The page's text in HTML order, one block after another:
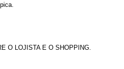
O LOJISTA E O SHOPPING.